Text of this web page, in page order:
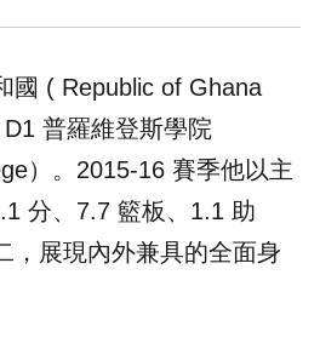
國 ( Republic of Ghana
普羅維登斯學院
）。2015-16 賽季他以主
分、7.7 籃板、1.1 助
，展現內外兼具的全面身